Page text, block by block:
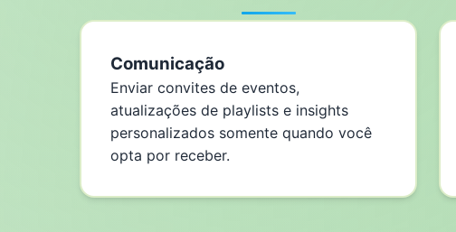
Comunicação
Enviar convites de eventos,
atualizações de playlists e insights
personalizados somente quando você
opta por receber.